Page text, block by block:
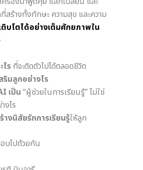
สร้างทั้งทักษะ ความสุข และความ
ติบโตได้อย่างเต็มศักยภาพใน
ร ที่จะติดตัวไปได้ตลอดชีวิต
ริมลูกอย่างไร
เป็น “ผู้ช่วยในการเรียนรู้” ไม่ใช่
งไร
างนิสัยรักการเรียนรู้ให้ลูก
บไปด้วยกัน